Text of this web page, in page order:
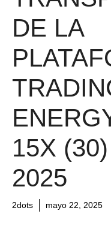
DE LA
15X
2025
2dots mayo 22, 2025